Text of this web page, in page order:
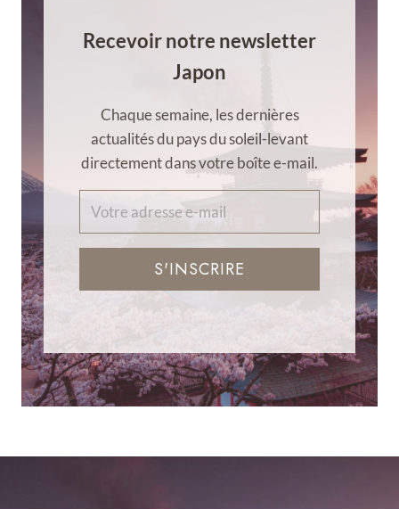
Recevoir notre newsletter
Japon
Chaque semaine, les dernières
actualités du pays du soleil-levant
directement dans votre boîte e-mail.
S'INSCRIRE